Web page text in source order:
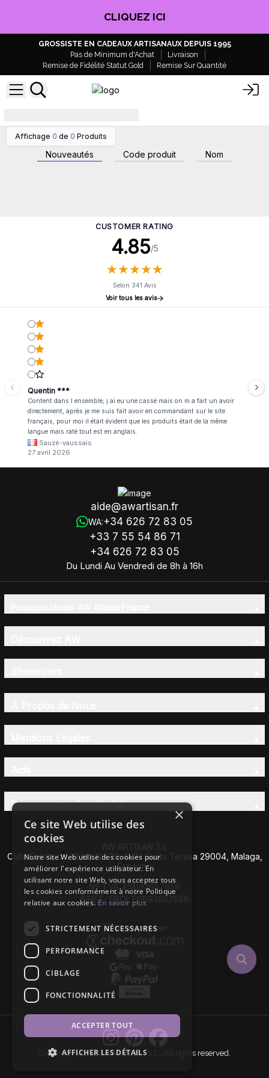
CLIQUEZ ICI
GROSSISTE EN CADEAUX ARTISANAUX DEPUIS 1995
Pas de Minimum d'Achat
Livraison
Remise de Fidélité Statut Gold
Remise Sur Quantité
Affichage 0 de 0 Produits
Nouveautés Code produit Nom
CUSTOMER RATING
4.85/5
★★★★★
★★★★★
Selon 341 Avis
Voir tous les avis
Quentin ***
Content dans l ensemble, j ai eu une cassé mais on m a fait un avoir
directement, après je me suis fait avoir en commandant sur le site
français, pour moi il était évident que les produits était de la même
langue mais raté tout est en anglais.
Sauzé-vaussais
27 avril 2026
aide@awartisan.fr
WA:+34 626 72 83 05
+33 7 55 54 86 71
+34 626 72 83 05
Du Lundi Au Vendredi de 8h à 16h
Découvrez la Famille AW
AW ARTISAN S.L
Calle Caleta de Vélez Nº 39-41 P.I Santa Teresa 29004, Malaga,
Espagne
Nº TVA: ESB93657658
SIRET- EROI: ESB93657658
Copyright © 2026 AW Artisan S.L,. All rights reserved.
×
Ce site Web utilise des
cookies
Notre site Web utilise des cookies pour
améliorer l'expérience utilisateur. En
utilisant notre site Web, vous acceptez tous
les cookies conformément à notre Politique
relative aux cookies.En savoir plus
STRICTEMENT NÉCESSAIRES
PERFORMANCE
CIBLAGE
FONCTIONNALITÉ
ACCEPTER TOUT
AFFICHER LES DÉTAILS